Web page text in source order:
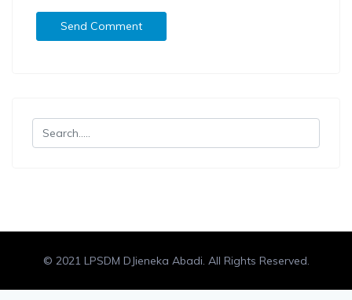
© 2021 LPSDM DJieneka Abadi. All Rights Reserved.